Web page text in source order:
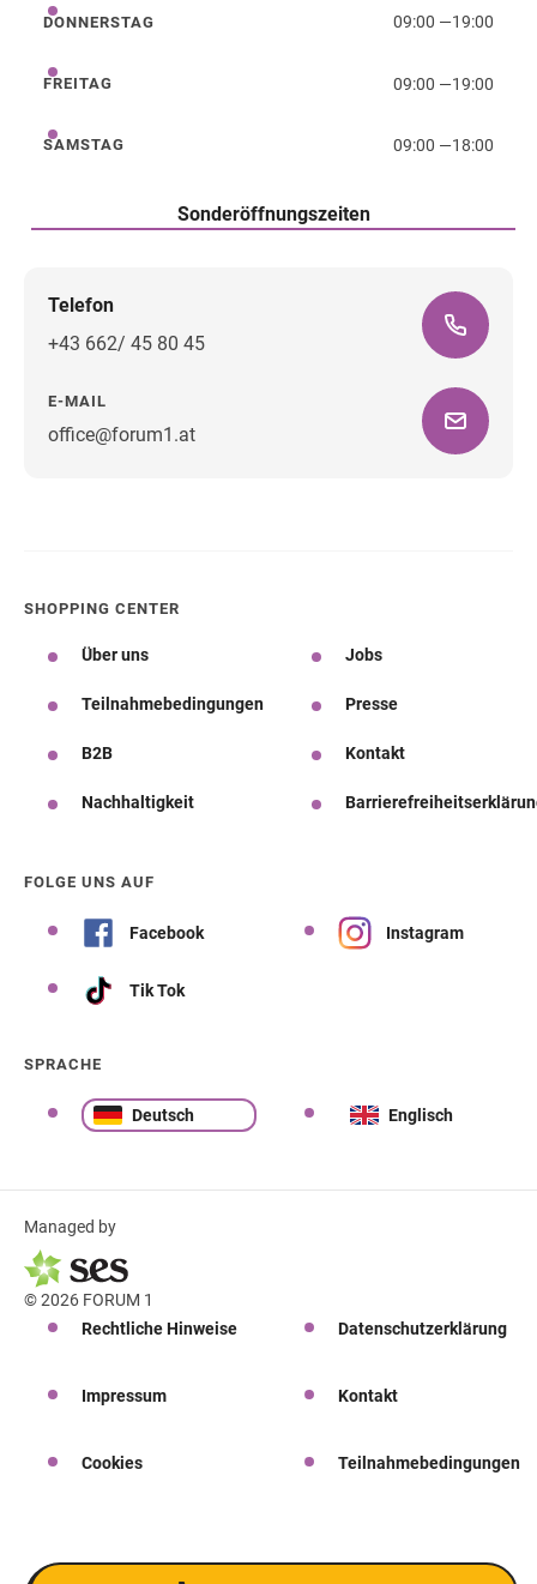
Donnerstag
DONNERSTAG 09:00 —19:00
Freitag
FREITAG 09:00 —19:00
Samstag
SAMSTAG 09:00 —18:00
Sonderöffnungszeiten
Telefon
+43 662/ 45 80 45
E-MAIL
office@forum1.at
SHOPPING CENTER
Über uns Jobs
Teilnahmebedingungen Presse
B2B Kontakt
Nachhaltigkeit
FOLGE UNS AUF
Facebook Instagram
Tik Tok
SPRACHE
Deutsch Englisch
Managed by
© 2026 FORUM 1
Rechtliche Hinweise
Datenschutzerklärung
Impressum Kontakt
Cookies Teilnahmebedingungen